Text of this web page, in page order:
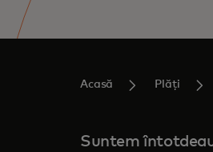
Acasă Plăți
Suntem